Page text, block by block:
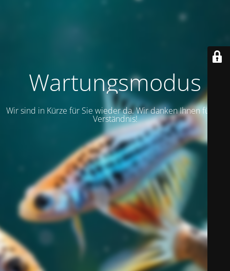
Wartungsmodus
Wir sind in Kürze für Sie wieder da. Wir danken Ihnen für Ihr
Verständnis!